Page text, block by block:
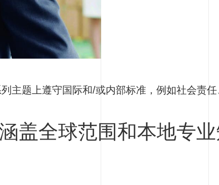
主题上遵守国际和/或内部标准，例如社会责任
盖全球范围和本地专